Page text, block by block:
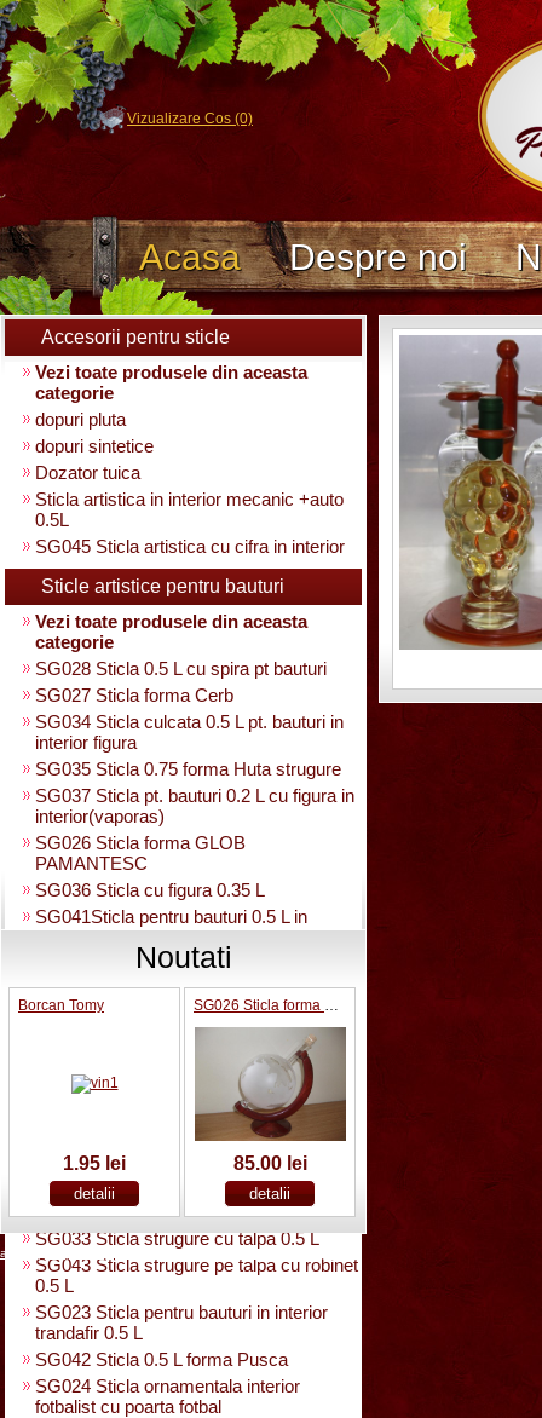
Vizualizare Cos (0)
Acasa Despre noi
Accesorii pentru sticle
Vezi toate produsele din aceasta
categorie
dopuri pluta
dopuri sintetice
Dozator tuica
Sticla artistica in interior mecanic +auto
0.5L
SG045 Sticla artistica cu cifra in interior
Sticle artistice pentru bauturi
Vezi toate produsele din aceasta
categorie
SG028 Sticla 0.5 L cu spira pt bauturi
SG027 Sticla forma Cerb
SG034 Sticla culcata 0.5 L pt. bauturi in
interior figura
SG035 Sticla 0.75 forma Huta strugure
SG037 Sticla pt. bauturi 0.2 L cu figura in
interior(vaporas)
SG026 Sticla forma GLOB
PAMANTESC
SG036 Sticla cu figura 0.35 L
SG041Sticla pentru bauturi 0.5 L in
interior strugure
SG040 Sticla artistica in interior strugure
umpluta 0.35 L
SG030 Sticla artistica Amfora
SG039 Sticla artistica in interior para
SG025 Sticla carte vizita 0.35 L
SG032 Sticla pentru bauturi0.35 L
SG029 Sticla rasucita cu numar
SG038 Sticla pentru bauturi cu 2 pahare
SG031 Sticla forma para 0.5 L cu talpa
SG033 Sticla strugure cu talpa 0.5 L
SG043 Sticla strugure pe talpa cu robinet
0.5 L
SG023 Sticla pentru bauturi in interior
trandafir 0.5 L
SG042 Sticla 0.5 L forma Pusca
SG024 Sticla ornamentala interior
fotbalist cu poarta fotbal
Noutati
Borcan Tomy
1.95 lei
SG026 Sticla forma GLOB PAMANTESC
85.00 lei
acasa contact cum cumpar